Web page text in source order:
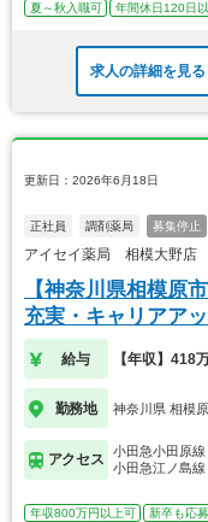
夏～秋入職可
年間休日120日
求人の詳細を見る
更新日：2026年6月18日
正社員 調剤薬局 募集停止
アイセイ薬局 相模大野店
【神奈川県相模原
充実・キャリアア
給与 【年収】418
勤務地 神奈川県 相模
アクセス
小田急小田原
小田急江ノ島
年収800万円以上可 新卒も応